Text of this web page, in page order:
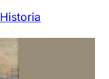
Historia